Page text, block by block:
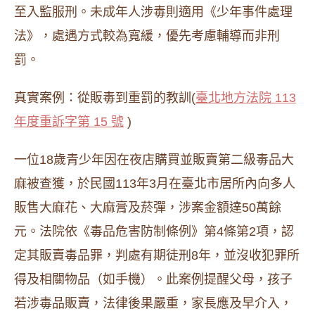
至入監服刑。未成年人涉毒則適用《少年事件處理
法》，處遇方式較為寬緩，優先考慮輔導而非刑
罰。
真實案例：從販毒到重罰的教訓(臺北地方法院 113
年度重訴字第 15 號 )
一位18歲青少年因在夜店購買並販賣第二級毒品大
麻被查獲，於民國113年3月在臺北市居所內向多人
販售大麻花、大麻膏及菸彈，涉案金額達50萬餘
元。法院依《毒品危害防制條例》第4條第2項，認
定其販賣毒品罪，判處有期徒刑8年，並沒收犯罪所
得及相關物品（如手機）。此案例提醒父母，孩子
若涉毒品販賣，法律後果嚴重，家長應及早介入，